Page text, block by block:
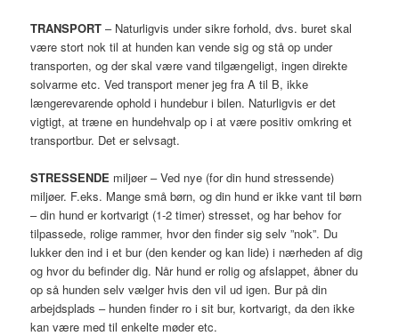
TRANSPORT – Naturligvis under sikre forhold, dvs. buret skal
være stort nok til at hunden kan vende sig og stå op under
transporten, og der skal være vand tilgængeligt, ingen direkte
solvarme etc. Ved transport mener jeg fra A til B, ikke
længerevarende ophold i hundebur i bilen. Naturligvis er det
vigtigt, at træne en hundehvalp op i at være positiv omkring et
transportbur. Det er selvsagt.
STRESSENDE miljøer – Ved nye (for din hund stressende)
miljøer. F.eks. Mange små børn, og din hund er ikke vant til børn
– din hund er kortvarigt (1-2 timer) stresset, og har behov for
tilpassede, rolige rammer, hvor den finder sig selv ”nok”. Du
lukker den ind i et bur (den kender og kan lide) i nærheden af dig
og hvor du befinder dig. Når hund er rolig og afslappet, åbner du
op så hunden selv vælger hvis den vil ud igen. Bur på din
arbejdsplads – hunden finder ro i sit bur, kortvarigt, da den ikke
kan være med til enkelte møder etc.